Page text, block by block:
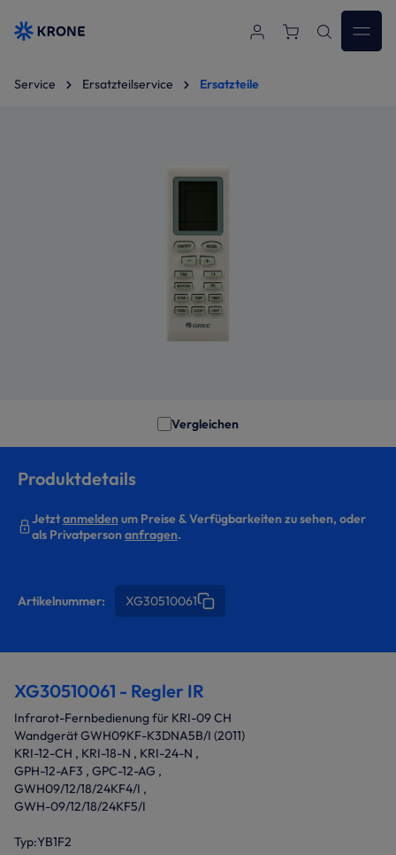
Zum Hauptinhalt springen
Service Ersatzteilservice Ersatzteile
Vergleichen
Produktdetails
Jetztanmeldenum Preise & Verfügbarkeiten zu sehen, oder
als Privatpersonanfragen.
Artikelnummer: XG30510061
XG30510061 - Regler IR
Infrarot-Fernbedienung für KRI-09 CH
Wandgerät GWH09KF-K3DNA5B/I (2011)
KRI-12-CH , KRI-18-N , KRI-24-N ,
GPH-12-AF3 , GPC-12-AG ,
GWH09/12/18/24KF4/I ,
GWH-09/12/18/24KF5/I
Typ:YB1F2